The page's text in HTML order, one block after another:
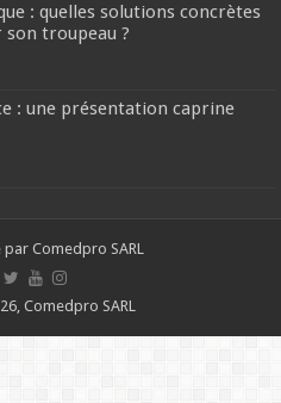
: quelles solutions concrètes
troupeau ?
: une présentation caprine
Comedpro SARL
Comedpro SARL